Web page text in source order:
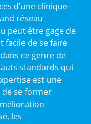
d’une clinique
réseau
peut être gage de
facile de se faire
ce genre de
standards qui
est une
se former
les